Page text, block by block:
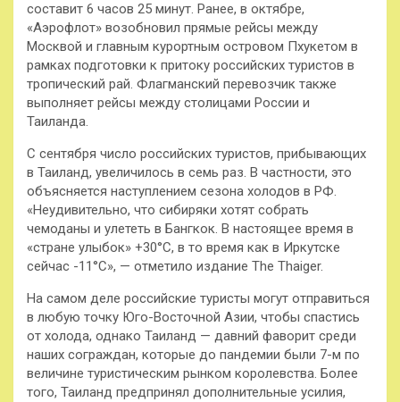
составит 6 часов 25 минут. Ранее, в октябре,
«Аэрофлот» возобновил прямые рейсы между
Москвой и главным курортным островом Пхукетом в
рамках подготовки к притоку российских туристов в
тропический рай. Флагманский перевозчик также
выполняет рейсы между столицами России и
Таиланда.
С сентября число российских туристов, прибывающих
в Таиланд, увеличилось в семь раз. В частности, это
объясняется наступлением сезона холодов в РФ.
«Неудивительно, что сибиряки хотят собрать
чемоданы и улететь в Бангкок. В настоящее время в
«стране улыбок» +30°C, в то время как в Иркутске
сейчас -11°C», — отметило издание The Thaiger.
На самом деле российские туристы могут отправиться
в любую точку Юго-Восточной Азии, чтобы спастись
от холода, однако Таиланд — давний фаворит среди
наших сограждан, которые до пандемии были 7-м по
величине туристическим рынком королевства. Более
того, Таиланд предпринял дополнительные усилия,